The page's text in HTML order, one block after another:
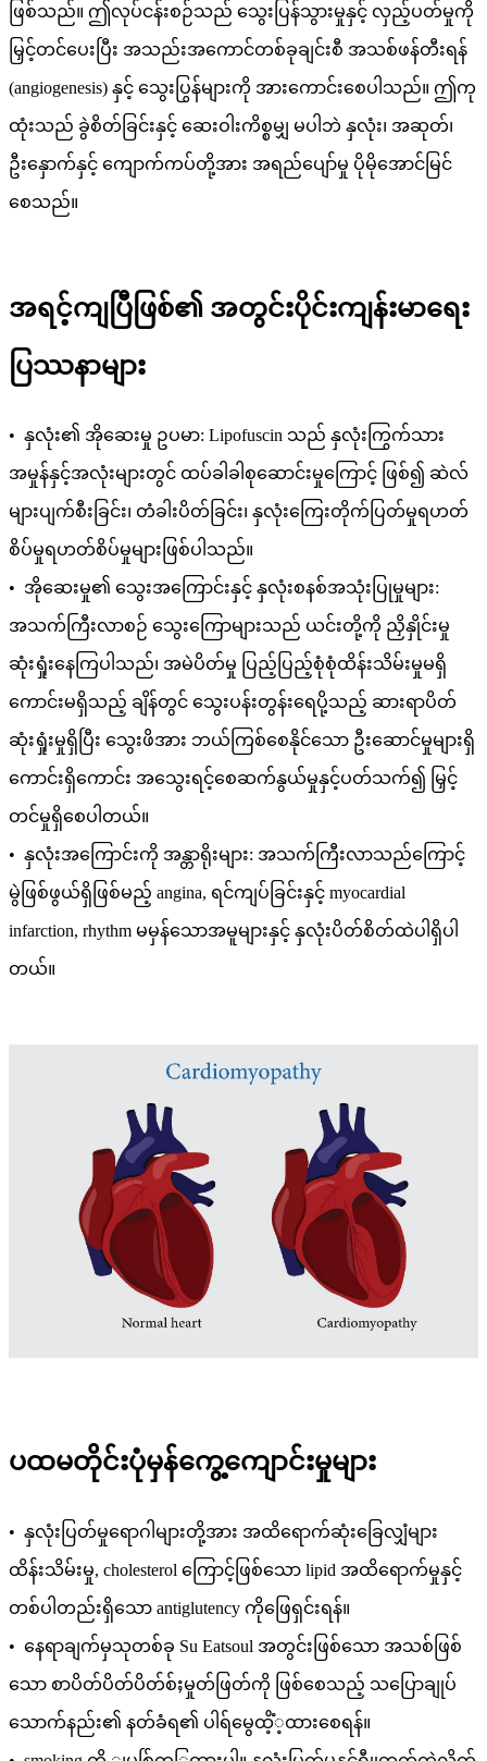
ဖြစ်သည်။ ဤလုပ်ငန်းစဉ်သည် သွေးပြန်သွားမှုနှင့် လှည့်ပတ်မှုကို
မြှင့်တင်ပေးပြီး အသည်းအကောင်တစ်ခုချင်းစီ အသစ်ဖန်တီးရန်
(angiogenesis) နှင့် သွေးပြွန်များကို အားကောင်းစေပါသည်။ ဤကု
ထုံးသည် ခွဲစိတ်ခြင်းနှင့် ဆေးဝါးကိစ္စမျှ မပါဘဲ နှလုံး၊ အဆုတ်၊
ဦးနှောက်နှင့် ကျောက်ကပ်တို့အား အရည်ပျော်မှု ပိုမိုအောင်မြင်
စေသည်။
အရင့်ကျပြီဖြစ်၏ အတွင်းပိုင်းကျန်းမာရေး
ပြဿနာများ
• နှလုံး၏ အိုဆေးမှု ဥပမာ: Lipofuscin သည် နှလုံးကြွက်သား
အမှုန်နှင့်အလုံးများတွင် ထပ်ခါခါစုဆောင်းမှုကြောင့် ဖြစ်၍ ဆဲလ်
များပျက်စီးခြင်း၊ တံခါးပိတ်ခြင်း၊ နှလုံးကြေးတိုက်ပြတ်မှုရဟတ်
စိပ်မှုရဟတ်စိပ်မှုများဖြစ်ပါသည်။
• အိုဆေးမှု၏ သွေးအကြောင်းနှင့် နှလုံးစနစ်အသုံးပြုမှုများ:
အသက်ကြီးလာစဉ် သွေးကြောများသည် ယင်းတို့ကို ညှိနှိုင်းမှု
ဆုံးရှုံးနေကြပါသည်၊ အမဲပိတ်မှု ပြည့်ပြည့်စုံစုံထိန်းသိမ်းမှုမရှိ
ကောင်းမရှိသည့် ချိန်တွင် သွေးပန်းတွန်းရေပို့သည့် ဆားရာပိတ်
ဆုံးရှုံးမှုရှိပြီး သွေးဖိအား ဘယ်ကြစ်စေနိုင်သော ဦးဆောင်မှုများရှိ
ကောင်းရှိကောင်း အသွေးရင့်စေဆက်နွယ်မှုနှင့်ပတ်သက်၍ မြှင့်
တင်မှုရှိစေပါတယ်။
• နှလုံးအကြောင်းကို အန္တာရိုးများ: အသက်ကြီးလာသည်ကြောင့်
မွဲဖြစ်ဖွယ်ရှိဖြစ်မည့် angina, ရင်ကျပ်ခြင်းနှင့် myocardial
infarction, rhythm မမှန်သောအမူများနှင့် နှလုံးပိတ်စိတ်ထဲပါရှိပါ
တယ်။
ပထမတိုင်းပုံမှန်ကွေ့ကျောင်းမှုများ
• နှလုံးပြတ်မှုရောဂါများတို့အား အထိရောက်ဆုံးခြေလျှံများ
ထိန်းသိမ်းမှု, cholesterol ကြောင့်ဖြစ်သော lipid အထိရောက်မှုနှင့်
တစ်ပါတည်းရှိသော antiglutency ကိုဖြေရှင်းရန်။
• နေရာချက်မှသုတစ်ခု Su Eatsoul အတွင်းဖြစ်သော အသစ်ဖြစ်
သော စာပိတ်ပိတ်ပိတ်စ်ႈမှုတ်ဖြတ်ကို ဖြစ်စေသည့် သပြောချုပ်
သောက်နည်း၏ နတ်ခံရ၏ ပါရ်မွေထိံ့့ထားစေရန်။